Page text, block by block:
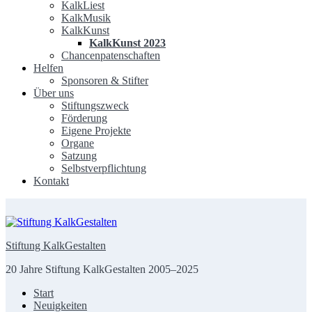
KalkLiest
KalkMusik
KalkKunst
KalkKunst 2023
Chancenpatenschaften
Helfen
Sponsoren & Stifter
Über uns
Stiftungszweck
Förderung
Eigene Projekte
Organe
Satzung
Selbstverpflichtung
Kontakt
Stiftung KalkGestalten
20 Jahre Stiftung KalkGestalten 2005–2025
Start
Neuigkeiten